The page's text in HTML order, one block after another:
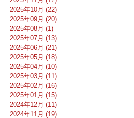
2025年10月 (22)
2025年09月 (20)
2025年08月 (1)
2025年07月 (13)
2025年06月 (21)
2025年05月 (18)
2025年04月 (10)
2025年03月 (11)
2025年02月 (16)
2025年01月 (15)
2024年12月 (11)
2024年11月 (19)